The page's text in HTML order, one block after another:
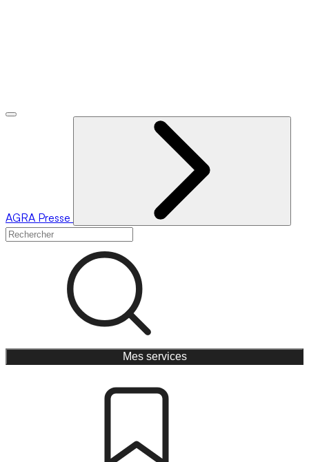
AGRA Presse
Mes services